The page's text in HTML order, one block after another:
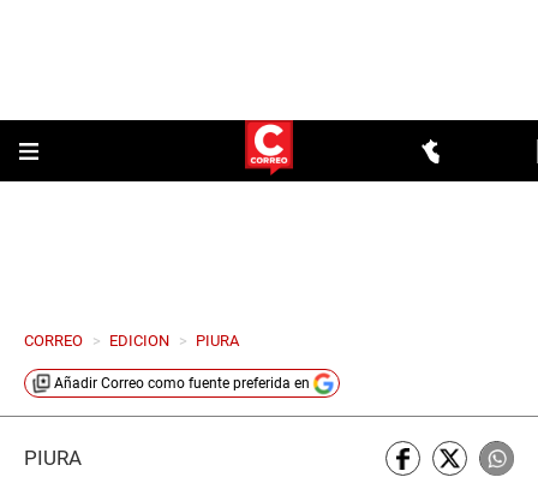
CORREO > EDICION > PIURA
Añadir Correo como fuente preferida en
PIURA